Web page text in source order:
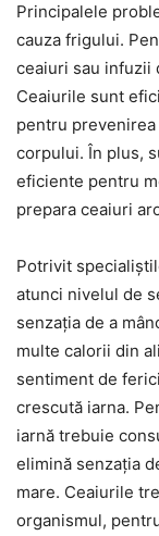
Principalele
cauza frigului.
ceaiuri sau infuzii
Ceaiurile sunt
pentru
corpului. În plus,
eficiente pentru
prepara ceaiuri
Potrivit
atunci nivelul de
senzația de a
multe calorii din
sentiment de
crescută iarna.
iarnă trebuie
elimină senzația
mare. Ceaiurile
organismul,